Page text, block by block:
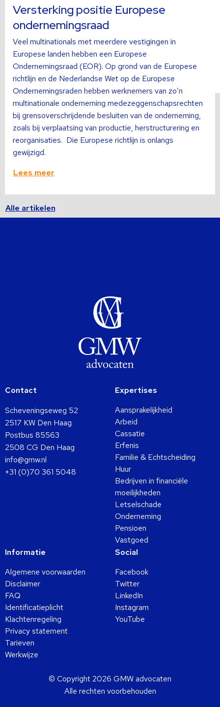
Versterking positie Europese
ondernemingsraad
Veel multinationals met meerdere vestigingen in
Europese landen hebben een Europese
Ondernemingsraad (EOR). Op grond van de Europese
richtlijn en de Nederlandse Wet op de Europese
Ondernemingsraden hebben werknemers van zo’n
multinationale onderneming medezeggenschapsrechten
bij grensoverschrijdende besluiten van de onderneming,
zoals bij verplaatsing van productie, herstructurering en
reorganisaties. Die Europese richtlijn is onlangs
gewijzigd.
Lees meer
Alle artikelen
Contact
Scheveningseweg 52
2517 KW Den Haag
Postbus 85563
2508 CG Den Haag
info@gmw.nl
+31 (0)70 361 5048
Expertises
Aansprakelijkheid
Arbeid
Cassatie
Erfenis
Familie & Echtscheiding
Huur
Bedrijven in financiële
moeilijkheden
Letselschade
Onderneming
Pensioen
Vastgoed
Informatie
Algemene voorwaarden
Disclaimer
FAQ
Identificatieplicht
Klachtenregeling
Privacy statement
Tarieven
Werkwijze
Social
Facebook
Twitter
LinkedIn
Instagram
YouTube
© Copyright 2026 GMW advocaten
Alle rechten voorbehouden